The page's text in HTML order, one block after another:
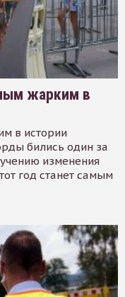
жарким в
в истории
бились один за
изменения
год станет самым